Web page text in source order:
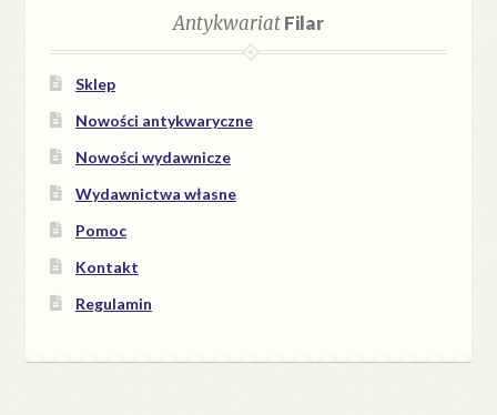
AntykwariatFilar
Sklep
Nowości antykwaryczne
Nowości wydawnicze
Wydawnictwa własne
Pomoc
Kontakt
Regulamin